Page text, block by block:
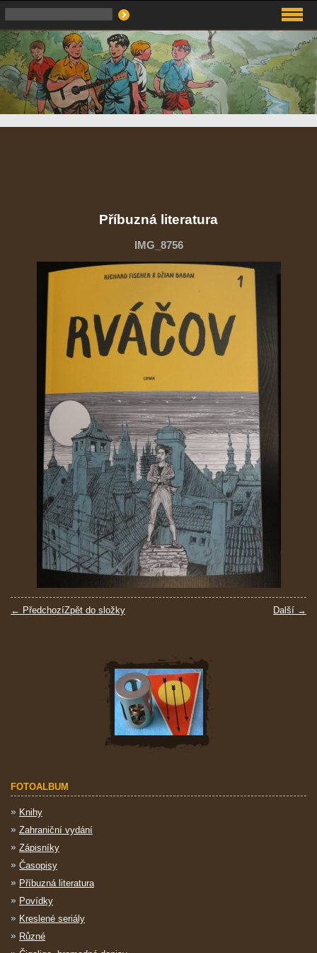
Příbuzná literatura
IMG_8756
← Předchozí Další →
Zpět do složky
FOTOALBUM
Knihy
Zahraniční vydání
Zápisníky
Časopisy
Příbuzná literatura
Povídky
Kreslené seriály
Různé